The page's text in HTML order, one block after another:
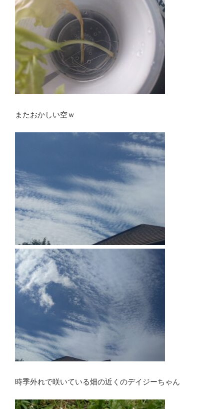
またおかしい空ｗ
時季外れで咲いている畑の近くのデイジーちゃん